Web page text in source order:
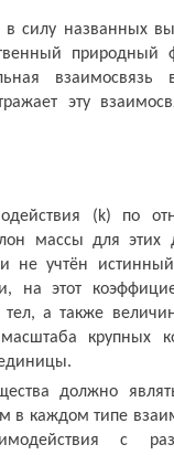
в силу названных
природный
взаимосвязь
эту
(k) по
массы для этих
не учтён
на этот
а также
крупных
должно
в каждом типе
с